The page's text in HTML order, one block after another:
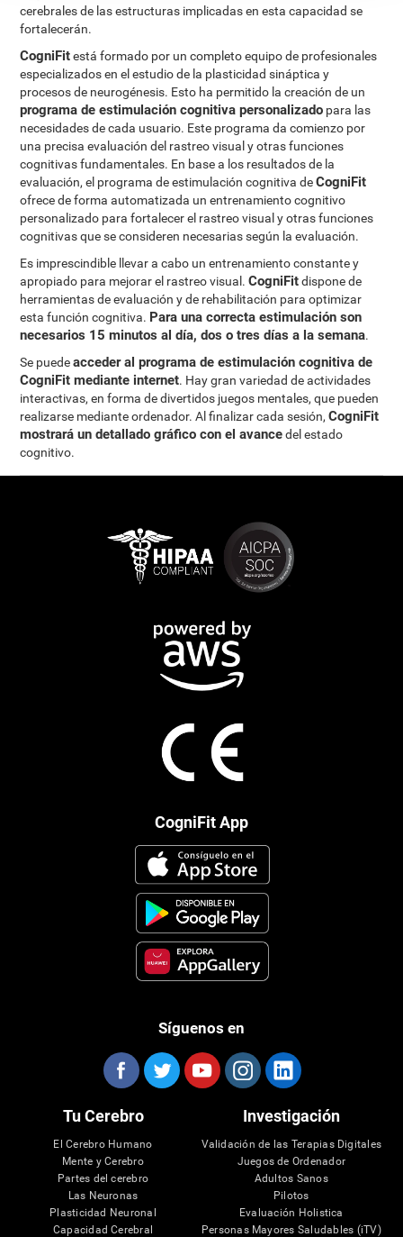
cerebrales de las estructuras implicadas en esta capacidad se
fortalecerán.
CogniFitestá formado por un completo equipo de profesionales
especializados en el estudio de la plasticidad sináptica y
procesos de neurogénesis. Esto ha permitido la creación de un
programa de estimulación cognitiva personalizado para las
necesidades de cada usuario. Este programa da comienzo por
una precisa evaluación del rastreo visual y otras funciones
cognitivas fundamentales. En base a los resultados de la
evaluación, el programa de estimulación cognitiva deCogniFit
ofrece de forma automatizada un entrenamiento cognitivo
personalizado para fortalecer el rastreo visual y otras funciones
cognitivas que se consideren necesarias según la evaluación.
Es imprescindible llevar a cabo un entrenamiento constante y
apropiado para mejorar el rastreo visual.CogniFitdispone de
herramientas de evaluación y de rehabilitación para optimizar
esta función cognitiva. Para una correcta estimulación son
necesarios 15 minutos al día, dos o tres días a la semana.
Se puedeacceder al programa de estimulación cognitiva de
CogniFit mediante internet. Hay gran variedad de actividades
interactivas, en forma de divertidos juegos mentales, que pueden
realizarse mediante ordenador. Al finalizar cada sesión,CogniFit
mostrará un detallado gráfico con el avancedel estado
cognitivo.
CogniFit App
Síguenos en
Tu Cerebro
El Cerebro Humano
Mente y Cerebro
Partes del cerebro
Las Neuronas
Plasticidad Neuronal
Capacidad Cerebral
Investigación
Validación de las Terapias Digitales
Juegos de Ordenador
Adultos Sanos
Pilotos
Evaluación Holistica
Personas Mayores Saludables (iTV)